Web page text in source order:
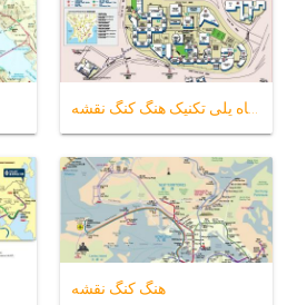
دانشگاه پلی تکنیک هنگ کنگ نقشه
هنگ کنگ نقشه